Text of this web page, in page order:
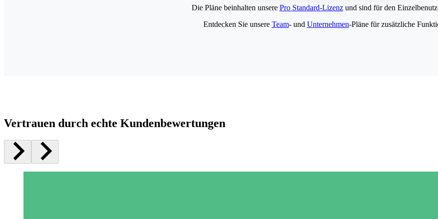
Die Pläne beinhalten unsere Pro Standard-Lizenzund sind für den
Entdecken Sie unsere Team- und Unternehmen-Pläne für zusätzliche
Vertrauen durch echte Kundenbewertungen